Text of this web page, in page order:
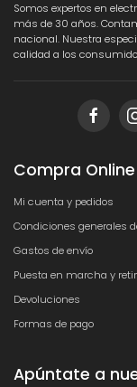
Somos expertos en
más de 30 años.
nacional. Nuestra
calidad a los
Compra Online
Mi cuenta y pedidos
Condiciones generales
Gastos de envío
Puesta en marcha y
Devoluciones
Formas de pago
Apúntate a